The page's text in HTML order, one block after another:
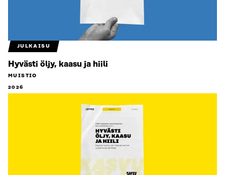
JULKAISU
Hyvästi öljy, kaasu ja hiili
MUISTIO
2026